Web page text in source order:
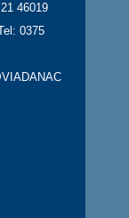
46019
0375